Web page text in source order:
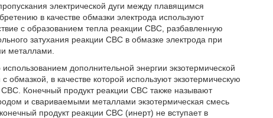
электрической дуги между плавящимся
в качестве обмазки электрода используют
с образованием тепла реакции СВС, разбавленную
затухания реакции СВС в обмазке электрода при
металлами.
дополнительной энергии экзотермической
в качестве которой используют экзотермическую
Конечный продукт реакции СВС также называют
и свариваемыми металлами экзотермическая смесь
продукт реакции СВС (инерт) не вступает в